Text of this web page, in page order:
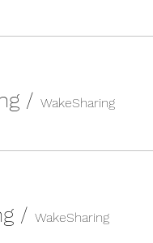
/ WakeSharing
/ WakeSharing